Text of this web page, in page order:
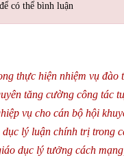
để có thể bình luận
thực hiện nhiệm vụ đào
tăng cường công tác
vụ cho cán bộ hội
lý luận chính trị trong
dục lý tưởng cách